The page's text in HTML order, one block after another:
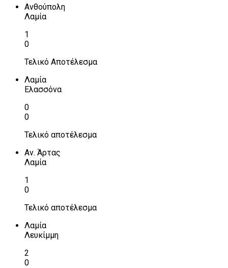
Ανθούπολη
Λαμία
1
0
Τελικό Αποτέλεσμα
Λαμία
Ελασσόνα
0
0
Τελικό αποτέλεσμα
Αν. Άρτας
Λαμία
1
0
Τελικό αποτέλεσμα
Λαμία
Λευκίμμη
2
0